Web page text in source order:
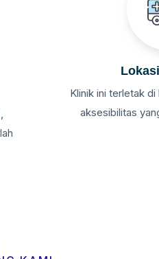
Klinik ini terletak
aksesibilitas